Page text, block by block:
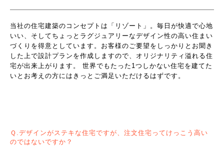
当社の住宅建築のコンセプトは「リゾート」。毎日が快適で心地
いい、そしてちょっとラグジュアリーなデザイン性の高い住まい
づくりを得意としています。お客様のご要望をしっかりとお聞き
した上で設計プランを作成しますので、オリジナリティ溢れる住
宅が出来上がります。 世界でもたった1つしかない住宅を建てた
いとお考えの方にはきっとご満足いただけるはずです。
Ｑ.デザインがステキな住宅ですが、注文住宅ってけっこう高い
のではないですか？